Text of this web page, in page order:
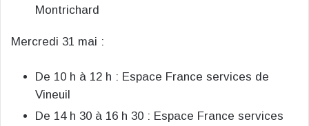
Montrichard
Mercredi 31 mai :
De 10 h à 12 h : Espace France services de
Vineuil
De 14 h 30 à 16 h 30 : Espace France services